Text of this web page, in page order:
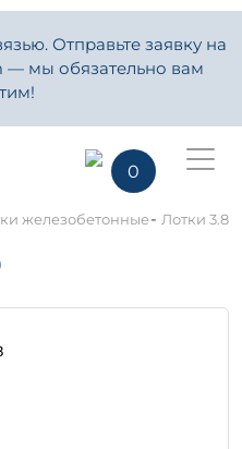
Отправьте заявку на
— мы обязательно вам
0
железобетонные- Лотки